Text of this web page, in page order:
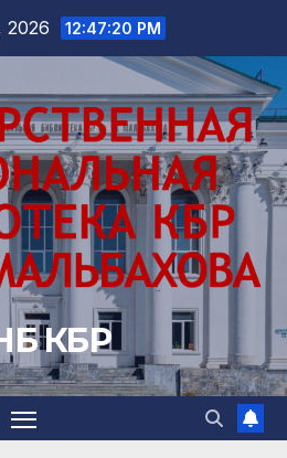
2026 12:47:21 PM
КБР